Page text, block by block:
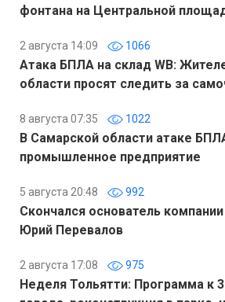
фонтана на Центральной
2 августа 14:09 1066
Атака БПЛА на склад WB:
области просят следить за
8 августа 07:35 1022
В Самарской области атаке
промышленное предприятие
5 августа 20:48 992
Скончался основатель
Юрий Перевалов
2 августа 17:08 975
Неделя Тольятти: Программа к